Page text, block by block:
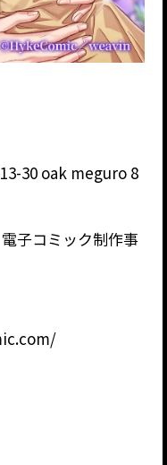
30 oak meguro 8
子コミック制作事